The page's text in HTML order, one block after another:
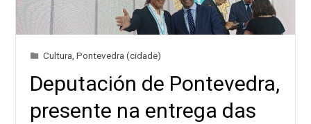
Cultura ,Pontevedra (cidade)
Deputación de Pontevedra,
presente na entrega das